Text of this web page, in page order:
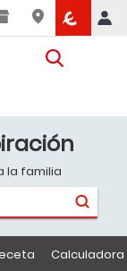
la familia